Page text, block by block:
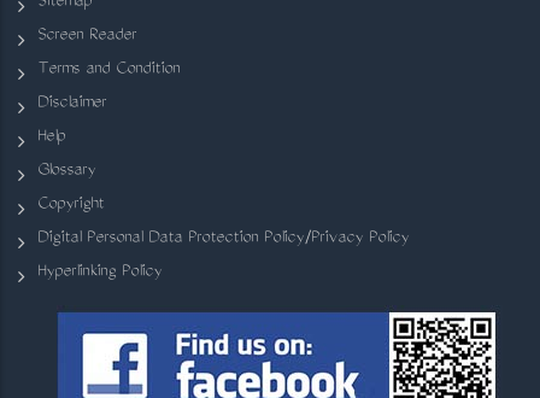
Screen Reader
Terms and Condition
Disclaimer
Help
Glossary
Copyright
Digital Personal Data Protection Policy/Privacy Policy
Hyperlinking Policy